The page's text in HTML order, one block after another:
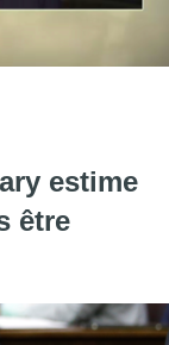
fusillade de la
estime
être